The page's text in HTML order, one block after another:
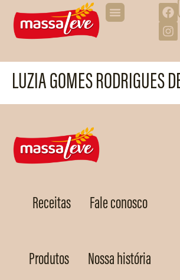
LUZIA GOMES RODRIGUES
Receitas Fale conosco
Produtos Nossa história